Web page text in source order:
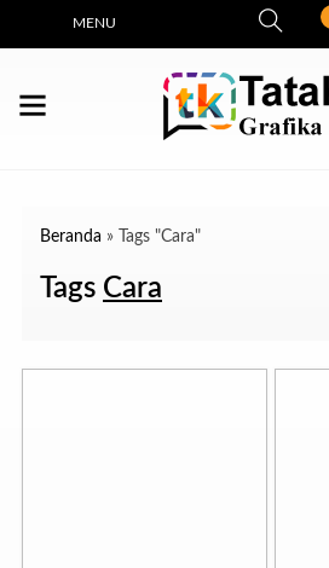
MENU
Beranda » Tags "Cara"
Tags Cara